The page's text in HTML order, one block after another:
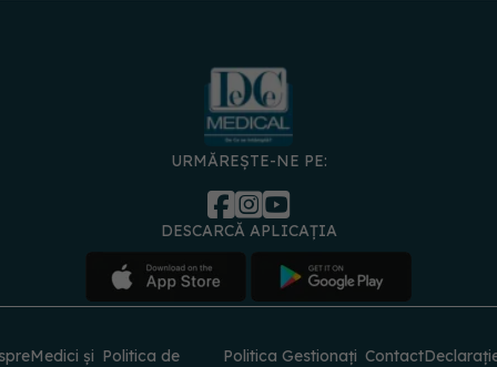
URMĂREȘTE-NE PE:
DESCARCĂ APLICAȚIA
Politica de
confidențialitate
Politica
Gestionați
preferințele
Contact
© 2026 PRESS MEDIA ELECTRONIC S.R.L. Toate drepturile rezervate